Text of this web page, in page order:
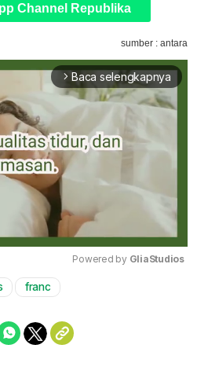
Channel Republika
sumber : antara
arrow_forward_ios Baca selengkapnya
Powered by GliaStudios
franc